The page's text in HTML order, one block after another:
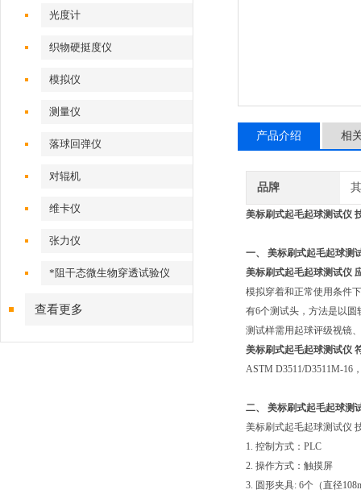
光度计
织物硬挺度仪
模拟仪
测量仪
落球回弹仪
对辊机
维卡仪
张力仪
*阻干态微生物穿透试验仪
查看更多
产品介绍 相
品牌
美标刷式起毛起球测试仪
一、 美标刷式起毛起球测
美标刷式起毛起球测试仪
模拟穿着和正常使用条件
有6个测试头，方法是以
测试样需用起球评级视镜
美标刷式起毛起球测试仪
ASTM D3511/D3511M-16
二、 美标刷式起毛起球测
美标刷式起毛起球测试仪
1. 控制方式：PLC
2. 操作方式：触摸屏
3. 圆形夹具: 6个（直径